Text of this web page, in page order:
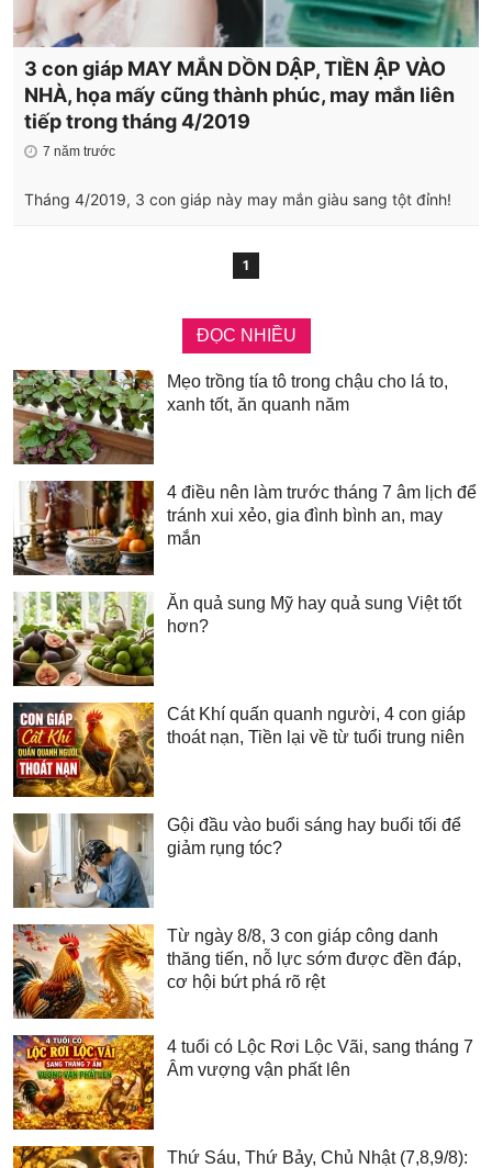
3 con giáp MAY MẮN DỒN DẬP, TIỀN ẬP VÀO
NHÀ, họa mấy cũng thành phúc, may mắn liên
tiếp trong tháng 4/2019
7 năm trước
Tháng 4/2019, 3 con giáp này may mắn giàu sang tột đỉnh!
1
ĐỌC NHIỀU
Mẹo trồng tía tô trong chậu cho lá to,
xanh tốt, ăn quanh năm
4 điều nên làm trước tháng 7 âm lịch để
tránh xui xẻo, gia đình bình an, may
mắn
Ăn quả sung Mỹ hay quả sung Việt tốt
hơn?
Cát Khí quấn quanh người, 4 con giáp
thoát nạn, Tiền lại về từ tuổi trung niên
Gội đầu vào buổi sáng hay buổi tối để
giảm rụng tóc?
Từ ngày 8/8, 3 con giáp công danh
thăng tiến, nỗ lực sớm được đền đáp,
cơ hội bứt phá rõ rệt
4 tuổi có Lộc Rơi Lộc Vãi, sang tháng 7
Âm vượng vận phất lên
Thứ Sáu, Thứ Bảy, Chủ Nhật (7,8,9/8):